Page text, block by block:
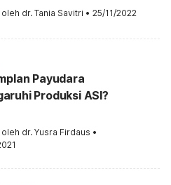
oleh dr. Tania Savitri • 25/11/2022
Payudara
Produksi ASI?
oleh dr. Yusra Firdaus •